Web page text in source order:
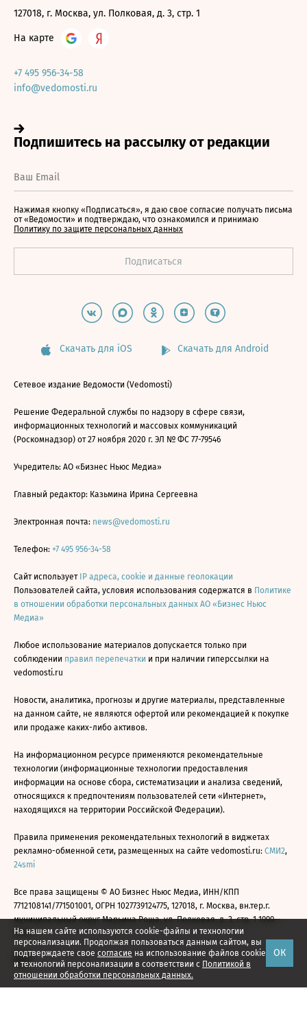
На нашем сайте используются cookie-файлы и технологии
персонализации. Продолжая пользоваться данным сайтом, вы
подтверждаете свое согласие на использование файлов cookie
и технологий персонализации в соответствии с Политикой в
отношении обработки персональных данных.
ОК
127018, г. Москва, ул. Полковая, д. 3, стр. 1
На карте
+7 495 956-34-58
info@vedomosti.ru
Нажимая кнопку «Подписаться», я даю свое согласие получать письма
от «Ведомости» и подтверждаю, что ознакомился и принимаю
Политику по защите персональных данных
Скачать для iOS Скачать для Android
Сетевое издание Ведомости (Vedomosti)
Решение Федеральной службы по надзору в сфере связи,
информационных технологий и массовых коммуникаций
(Роскомнадзор) от 27 ноября 2020 г. ЭЛ № ФС 77-79546
Учредитель: АО «Бизнес Ньюс Медиа»
Главный редактор: Казьмина Ирина Сергеевна
Электронная почта: news@vedomosti.ru
Телефон: +7 495 956-34-58
Сайт использует IP адреса, cookie и данные геолокации
Пользователей сайта, условия использования содержатся в Политике
в отношении обработки персональных данных АО «Бизнес Ньюс
Медиа»
Любое использование материалов допускается только при
соблюдении правил перепечатки и при наличии гиперссылки на
vedomosti.ru
Новости, аналитика, прогнозы и другие материалы, представленные
на данном сайте, не являются офертой или рекомендацией к покупке
или продаже каких-либо активов.
На информационном ресурсе применяются рекомендательные
технологии (информационные технологии предоставления
информации на основе сбора, систематизации и анализа сведений,
относящихся к предпочтениям пользователей сети «Интернет»,
находящихся на территории Российской Федерации).
Правила применения рекомендательных технологий в виджетах
рекламно-обменной сети, размещенных на сайте vedomosti.ru: СМИ2,
24smi
Все права защищены © АО Бизнес Ньюс Медиа, ИНН/КПП
7712108141/771501001, ОГРН 1027739124775, 127018, г. Москва, вн.тер.г.
муниципальный округ Марьина Роща, ул. Полковая, д. 3, стр. 1 1999—
2026